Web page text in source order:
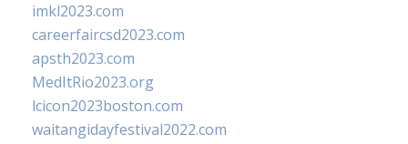
imkl2023.com
careerfaircsd2023.com
apsth2023.com
MedItRio2023.org
lcicon2023boston.com
waitangidayfestival2022.com